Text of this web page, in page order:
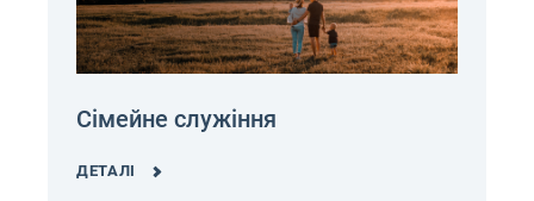
Сімейне служіння
ДЕТАЛІ